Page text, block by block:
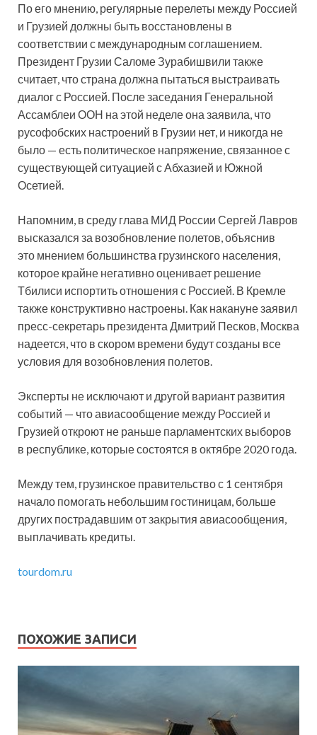
По его мнению, регулярные перелеты между Россией
и Грузией должны быть восстановлены в
соответствии с международным соглашением.
Президент Грузии Саломе Зурабишвили также
считает, что страна должна пытаться выстраивать
диалог с Россией. После заседания Генеральной
Ассамблеи ООН на этой неделе она заявила, что
русофобских настроений в Грузии нет, и никогда не
было — есть политическое напряжение, связанное с
существующей ситуацией с Абхазией и Южной
Осетией.
Напомним, в среду глава МИД России Сергей Лавров
высказался за возобновление полетов, объяснив
это мнением большинства грузинского населения,
которое крайне негативно оценивает решение
Тбилиси испортить отношения с Россией. В Кремле
также конструктивно настроены. Как накануне заявил
пресс-секретарь президента Дмитрий Песков, Москва
надеется, что в скором времени будут созданы все
условия для возобновления полетов.
Эксперты не исключают и другой вариант развития
событий — что авиасообщение между Россией и
Грузией откроют не раньше парламентских выборов
в республике, которые состоятся в октябре 2020 года.
Между тем, грузинское правительство с 1 сентября
начало помогать небольшим гостиницам, больше
других пострадавшим от закрытия авиасообщения,
выплачивать кредиты.
tourdom.ru
ПОХОЖИЕ ЗАПИСИ